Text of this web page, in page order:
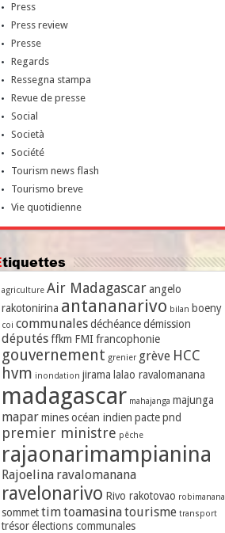
Press
Press review
Presse
Regards
Ressegna stampa
Revue de presse
Social
Società
Société
Tourism news flash
Tourismo breve
Vie quotidienne
Étiquettes
agriculture Air Madagascar angelo
rakotonirina antananarivo bilan boeny
coi communales déchéance démission
députés ffkm FMI francophonie
gouvernement grenier grève HCC
hvm inondation jirama lalao ravalomanana
madagascar mahajanga majunga
mapar mines océan indien pacte pnd
premier ministre pêche
rajaonarimampianina
Rajoelina ravalomanana
ravelonarivo Rivo rakotovao robimanana
sommet timtoamasinatourisme transport
trésor élections communales